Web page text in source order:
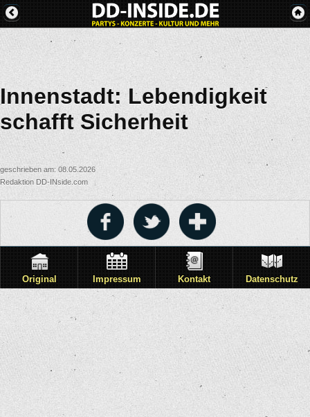
Innenstadt: Lebendigkeit
schafft Sicherheit
geschrieben am: 08.05.2026
Redaktion DD-INside.com
Original Impressum Kontakt Datenschutz